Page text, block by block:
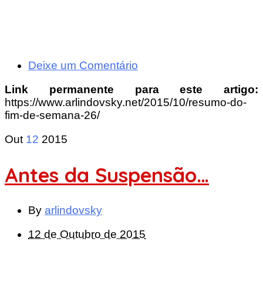
Deixe um Comentário
Link permanente para este artigo:
https://www.arlindovsky.net/2015/10/resumo-do-
fim-de-semana-26/
Out 12 2015
Antes da Suspensão…
By arlindovsky
12 de Outubro de 2015